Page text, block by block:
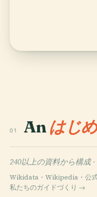
01 Anはじ
240以上の資料から構成 ·
Wikidata・Wikipedia・公式
私たちのガイドづくり →